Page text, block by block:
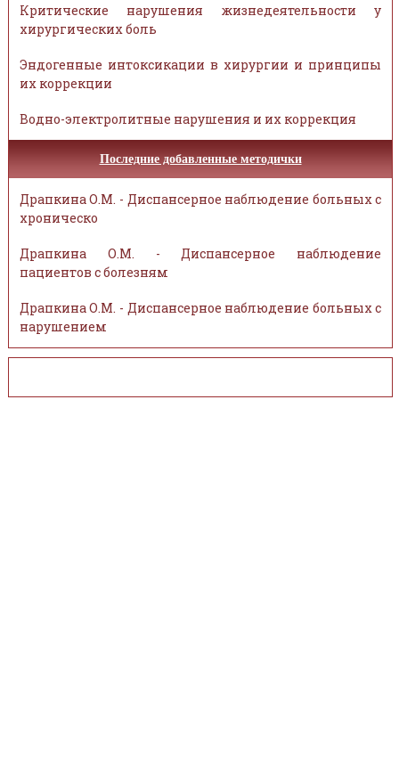
Критические нарушения жизнедеятельности у
хирургических боль
Эндогенные интоксикации в хирургии и принципы
их коррекции
Водно-электролитные нарушения и их коррекция
Последние добавленные методички
Драпкина О.М. - Диспансерное наблюдение больных с
хроническо
Драпкина О.М. - Диспансерное наблюдение
пациентов с болезням
Драпкина О.М. - Диспансерное наблюдение больных с
нарушением